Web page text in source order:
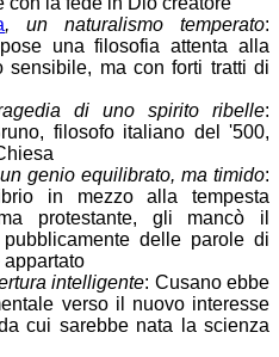
, un naturalismo temperato:
una filosofia attenta alla
sensibile, ma con forti tratti di
di uno spirito ribelle:
filosofo italiano del '500,
genio equilibrato, ma timido:
in mezzo alla tempesta
protestante, gli mancò il
delle parole di
appartato
intelligente: Cusano ebbe
verso il nuovo interesse
cui sarebbe nata la scienza